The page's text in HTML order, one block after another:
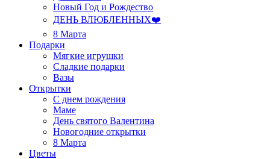
Новый Год и Рождество
ДЕНЬ ВЛЮБЛЕННЫХ❤️
8 Марта
Подарки
Мягкие игрушки
Сладкие подарки
Вазы
Открытки
С днем рождения
Маме
День святого Валентина
Новогодние открытки
8 Марта
Цветы